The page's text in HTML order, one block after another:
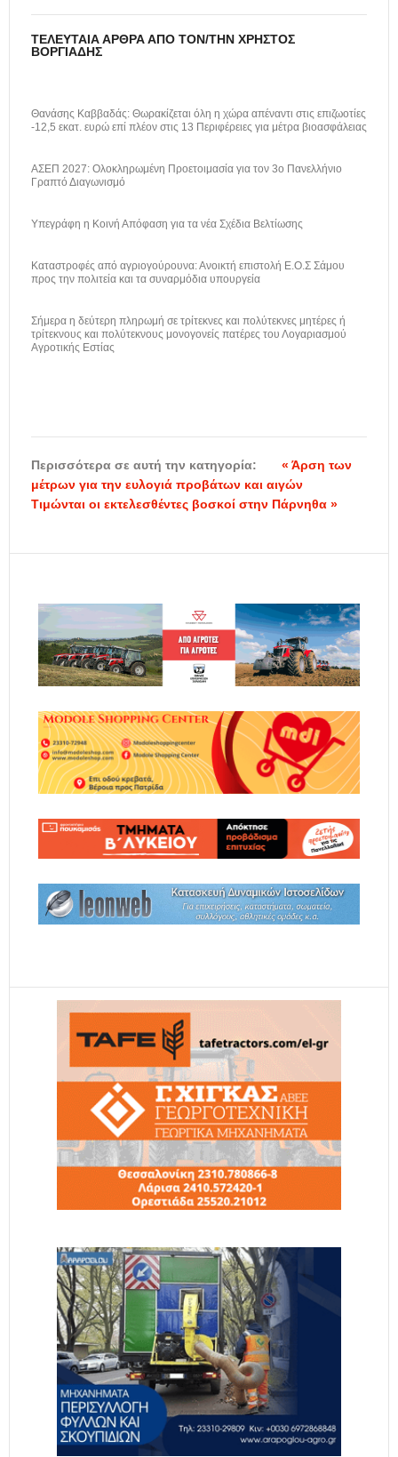
ΤΕΛΕΥΤΑΊΑ ΆΡΘΡΑ ΑΠΌ ΤΟΝ/ΤΗΝ ΧΡΉΣΤΟΣ
ΒΟΡΓΙΆΔΗΣ
Θανάσης Καββαδάς: Θωρακίζεται όλη η χώρα απέναντι στις επιζωοτίες
-12,5 εκατ. ευρώ επί πλέον στις 13 Περιφέρειες για μέτρα βιοασφάλειας
ΑΣΕΠ 2027: Ολοκληρωμένη Προετοιμασία για τον 3ο Πανελλήνιο
Γραπτό Διαγωνισμό
Υπεγράφη η Κοινή Απόφαση για τα νέα Σχέδια Βελτίωσης
Καταστροφές από αγριογούρουνα: Ανοικτή επιστολή Ε.Ο.Σ Σάμου
προς την πολιτεία και τα συναρμόδια υπουργεία
Σήμερα η δεύτερη πληρωμή σε τρίτεκνες και πολύτεκνες μητέρες ή
τρίτεκνους και πολύτεκνους μονογονείς πατέρες του Λογαριασμού
Αγροτικής Εστίας
Περισσότερα σε αυτή την κατηγορία:
« Άρση των
μέτρων για την ευλογιά προβάτων και αιγών
Τιμώνται οι εκτελεσθέντες βοσκοί στην Πάρνηθα »